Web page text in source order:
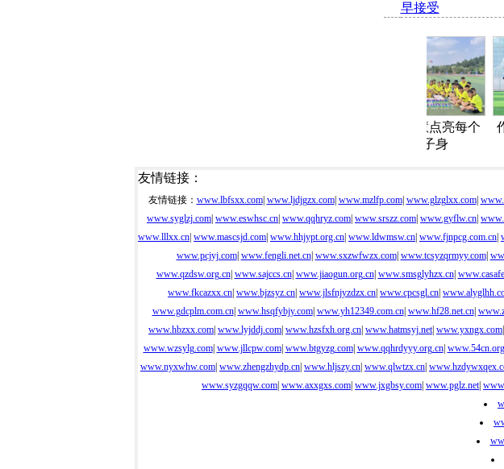
早接受
教育智慧点亮每个
作息
友情链接：
友情链接： www.lbfsxx.com| www.ljdjgzx.com| www.mzlfp.com| www.glzglxx.com|
www.syglzj.com www.eswhsc.cn www.qqhryz.com www.srszz.com www.gyflw.cn
www.lllxx.cn www.mascsjd.com www.hhjypt.org.cn www.ldwmsw.cn www.fjnpcg.com.cn
www.pcjyj.com| www.fengli.net.cn| www.sxzwfwzx.com| www.tcsyzqrmyy.com|
www.qzdsw.org.cn| www.sajccs.cn| www.jiaogun.org.cn| www.smsglyhzx.cn|
www.fkcazxx.cn www.bjzsyz.cn www.jlsfnjyzdzx.cn www.cpcsgl.cn
www.gdcplm.com.cn| www.hsqfybjy.com| www.yh12349.com.cn| www.hf28.net.cn|
www.hbzxx.com www.lyjddj.com www.hzsfxh.org.cn www.hatmsyj.net| www.yxngx.com
www.wzsylg.com| www.jllcpw.com| www.btgyzg.com| www.qqhrdyyy.org.cn|
www.nyxwhw.com www.zhengzhydp.cn www.hljszy.cn www.qlwtzx.cn
www.syzgqqw.com www.axxgxs.com www.jxgbsy.com www.pglz.net|